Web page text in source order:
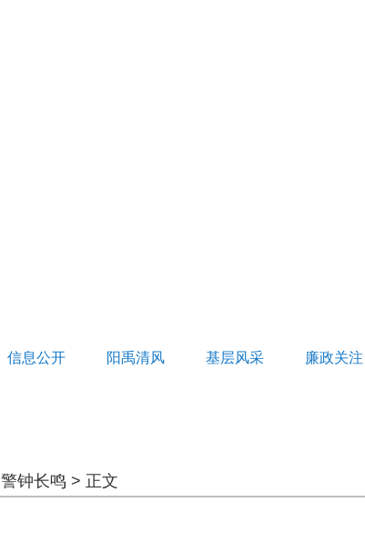
信息公开 阳禹清风 基层风采 廉政关注
警钟长鸣 > 正文